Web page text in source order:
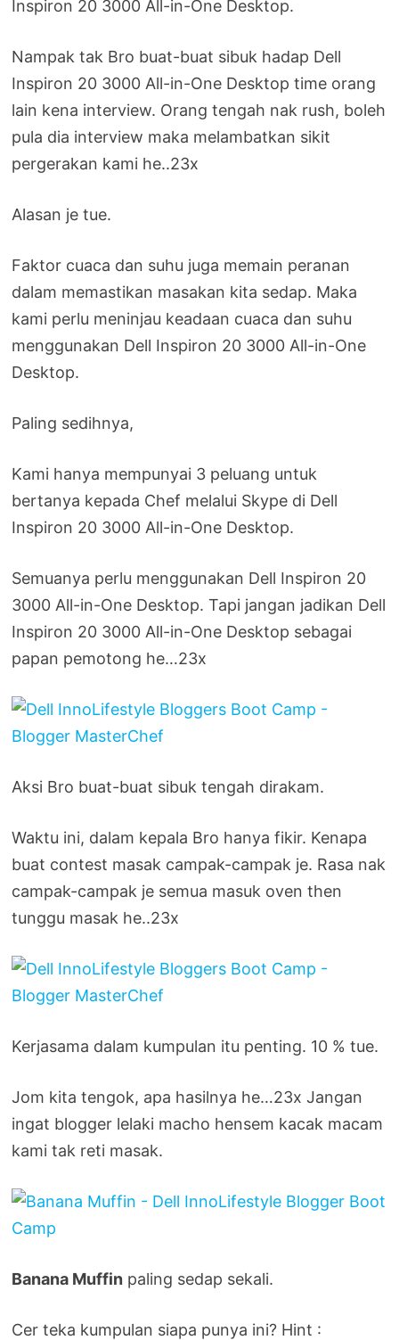
Inspiron 20 3000 All-in-One Desktop.
Nampak tak Bro buat-buat sibuk hadap Dell
Inspiron 20 3000 All-in-One Desktop time orang
lain kena interview. Orang tengah nak rush, boleh
pula dia interview maka melambatkan sikit
pergerakan kami he..23x
Alasan je tue.
Faktor cuaca dan suhu juga memain peranan
dalam memastikan masakan kita sedap. Maka
kami perlu meninjau keadaan cuaca dan suhu
menggunakan Dell Inspiron 20 3000 All-in-One
Desktop.
Paling sedihnya,
Kami hanya mempunyai 3 peluang untuk
bertanya kepada Chef melalui Skype di Dell
Inspiron 20 3000 All-in-One Desktop.
Semuanya perlu menggunakan Dell Inspiron 20
3000 All-in-One Desktop. Tapi jangan jadikan Dell
Inspiron 20 3000 All-in-One Desktop sebagai
papan pemotong he…23x
Aksi Bro buat-buat sibuk tengah dirakam.
Waktu ini, dalam kepala Bro hanya fikir. Kenapa
buat contest masak campak-campak je. Rasa nak
campak-campak je semua masuk oven then
tunggu masak he..23x
Kerjasama dalam kumpulan itu penting. 10 % tue.
Jom kita tengok, apa hasilnya he…23x Jangan
ingat blogger lelaki macho hensem kacak macam
kami tak reti masak.
Banana Muffin paling sedap sekali.
Cer teka kumpulan siapa punya ini? Hint :